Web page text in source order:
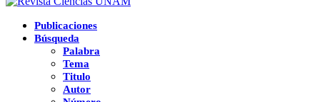
Publicaciones
Búsqueda
Palabra
Tema
Titulo
Autor